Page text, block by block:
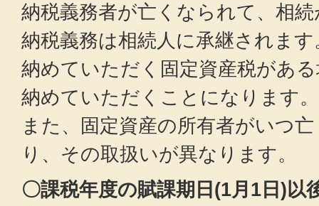
納税義務者が亡くなられて、相
納税義務は相続人に承継されま
納めていただく固定資産税があ
納めていただくことになります。
また、固定資産の所有者がいつ
り、その取扱いが異なります。
〇課税年度の賦課期日(1月1日)以